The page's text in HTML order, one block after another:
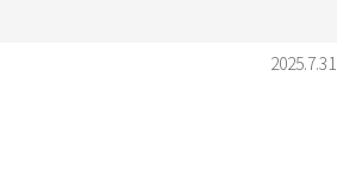
2025.7.31